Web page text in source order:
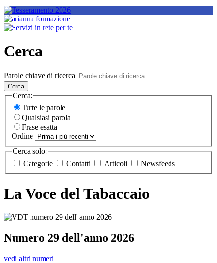
Cerca
Parole chiave di ricerca
Cerca
Cerca:
Tutte le parole
Qualsiasi parola
Frase esatta
Ordine
Cerca solo:
Categorie
Contatti Articoli Newsfeeds
La Voce del Tabaccaio
Numero 29 dell'anno 2026
vedi altri numeri